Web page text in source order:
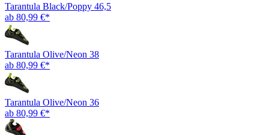
Tarantula Black/Poppy 46,5
ab 80,99 €*
Tarantula Olive/Neon 38
ab 80,99 €*
Tarantula Olive/Neon 36
ab 80,99 €*